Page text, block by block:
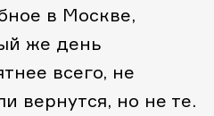
в Москве,
же день
всего, не
вернутся, но не те.